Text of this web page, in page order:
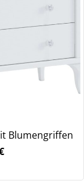
Blumengriffen